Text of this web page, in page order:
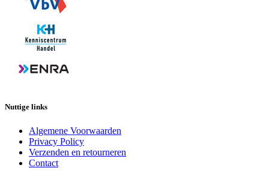
Nuttige links
Algemene Voorwaarden
Privacy Policy
Verzenden en retourneren
Contact